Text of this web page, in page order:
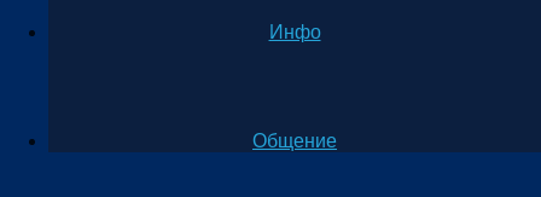
Инфо
Общение